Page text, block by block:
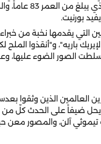
الحرب العالمي
بورنيت.
يقدمها نخبة من خبراء
باريه"، و"أنقذوا الملح
الصور الضوء عليها،
الذين وثقوا
يحل ضيفاً على الحدث كلّ
تيموثي آلن، والمصور معن